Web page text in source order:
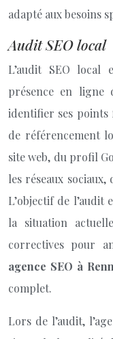
adapté aux besoins
Audit SEO local
L’audit SEO local
présence en ligne
identifier ses points
de référencement
site web, du profil
les réseaux
L’objectif de l’audit
la situation
correctives pour
agence SEO à
complet.
Lors de l’audit,